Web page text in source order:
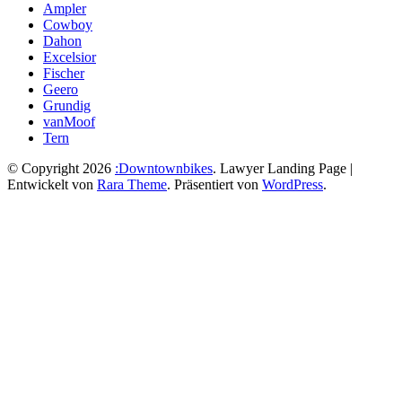
Ampler
Cowboy
Dahon
Excelsior
Fischer
Geero
Grundig
vanMoof
Tern
© Copyright 2026 :Downtownbikes. Lawyer Landing Page |
Entwickelt von Rara Theme. Präsentiert von WordPress.